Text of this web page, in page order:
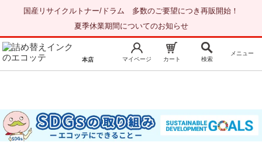
国産リサイクルトナー/ドラム 多数のご要望につき再販開始！
夏季休業期間についてのお知らせ
トップページ お気に入り
注文履歴 レビュー履歴
本店 マイページ カート 検索
メニュー